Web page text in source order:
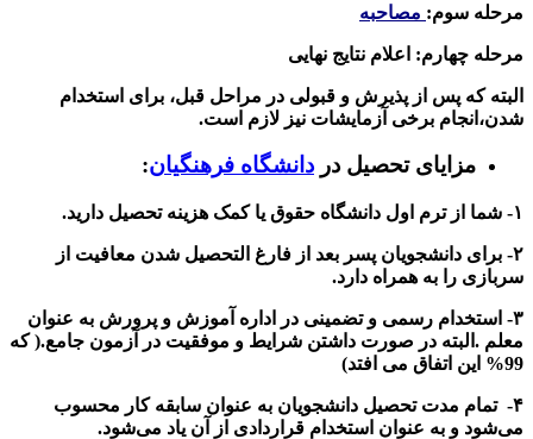
مرحله سوم: مصاحبه
مرحله چهارم: اعلام نتایج نهایی
البته که پس از پذیرش و قبولی در مراحل قبل، برای استخدام
شدن،انجام برخی آزمایشات نیز لازم است.
مزایای تحصیل در دانشگاه فرهنگیان:
۱- شما از ترم اول دانشگاه حقوق یا کمک هزینه تحصیل دارید.
۲- برای دانشجویان پسر بعد از فارغ التحصیل شدن معافیت از
سربازی را به همراه دارد.
۳- استخدام رسمی و تضمینی در اداره آموزش و پرورش به عنوان
معلم .البته در صورت داشتن شرایط و موفقیت در آزمون جامع.( که
99% این اتفاق می افتد)
۴- تمام مدت تحصیل دانشجویان به عنوان سابقه کار محسوب
می‌شود و به عنوان استخدام قراردادی از آن یاد می‌شود.